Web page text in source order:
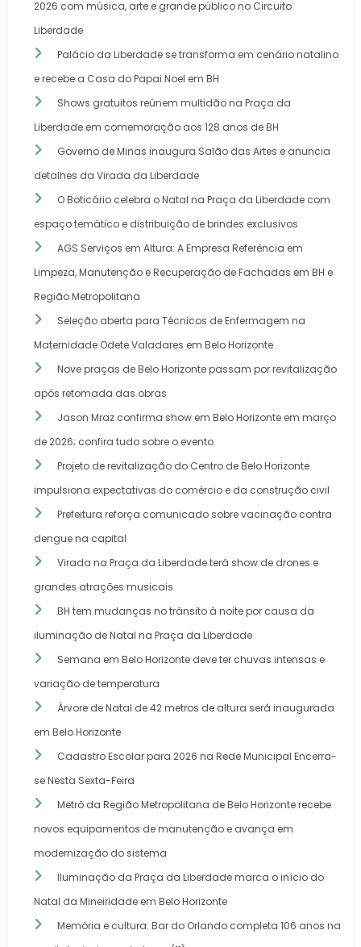
2026 com música, arte e grande público no Circuito
Liberdade
Palácio da Liberdade se transforma em cenário natalino
e recebe a Casa do Papai Noel em BH
Shows gratuitos reúnem multidão na Praça da
Liberdade em comemoração aos 128 anos de BH
Governo de Minas inaugura Salão das Artes e anuncia
detalhes da Virada da Liberdade
O Boticário celebra o Natal na Praça da Liberdade com
espaço temático e distribuição de brindes exclusivos
AGS Serviços em Altura: A Empresa Referência em
Limpeza, Manutenção e Recuperação de Fachadas em BH e
Região Metropolitana
Seleção aberta para Técnicos de Enfermagem na
Maternidade Odete Valadares em Belo Horizonte
Nove praças de Belo Horizonte passam por revitalização
após retomada das obras
Jason Mraz confirma show em Belo Horizonte em março
de 2026; confira tudo sobre o evento
Projeto de revitalização do Centro de Belo Horizonte
impulsiona expectativas do comércio e da construção civil
Prefeitura reforça comunicado sobre vacinação contra
dengue na capital
Virada na Praça da Liberdade terá show de drones e
grandes atrações musicais
BH tem mudanças no trânsito à noite por causa da
iluminação de Natal na Praça da Liberdade
Semana em Belo Horizonte deve ter chuvas intensas e
variação de temperatura
Árvore de Natal de 42 metros de altura será inaugurada
em Belo Horizonte
Cadastro Escolar para 2026 na Rede Municipal Encerra-
se Nesta Sexta-Feira
Metrô da Região Metropolitana de Belo Horizonte recebe
novos equipamentos de manutenção e avança em
modernização do sistema
Iluminação da Praça da Liberdade marca o início do
Natal da Mineiridade em Belo Horizonte
Memória e cultura: Bar do Orlando completa 106 anos na